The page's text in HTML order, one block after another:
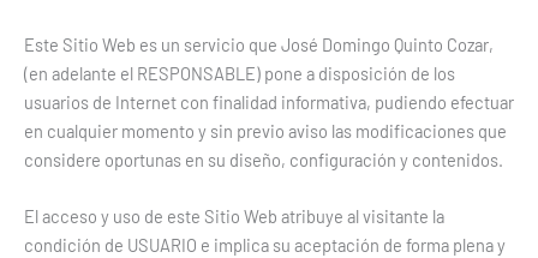
Este Sitio Web es un servicio que José Domingo Quinto Cozar,
(en adelante el RESPONSABLE) pone a disposición de los
usuarios de Internet con finalidad informativa, pudiendo efectuar
en cualquier momento y sin previo aviso las modificaciones que
considere oportunas en su diseño, configuración y contenidos.
El acceso y uso de este Sitio Web atribuye al visitante la
condición de USUARIO e implica su aceptación de forma plena y